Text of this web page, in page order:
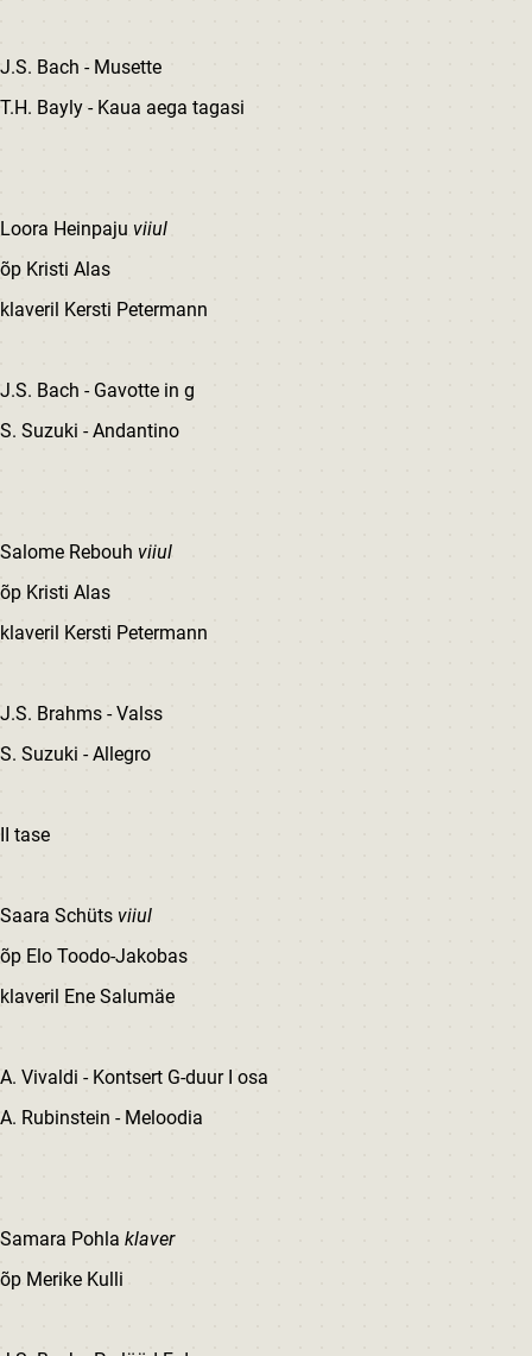
J.S. Bach - Musette
T.H. Bayly - Kaua aega tagasi
Loora Heinpaju viiul
õp Kristi Alas
klaveril Kersti Petermann
J.S. Bach - Gavotte in g
S. Suzuki - Andantino
Salome Rebouh viiul
õp Kristi Alas
klaveril Kersti Petermann
J.S. Brahms - Valss
S. Suzuki - Allegro
II tase
Saara Schüts viiul
õp Elo Toodo-Jakobas
klaveril Ene Salumäe
A. Vivaldi - Kontsert G-duur I osa
A. Rubinstein - Meloodia
Samara Pohla klaver
õp Merike Kulli